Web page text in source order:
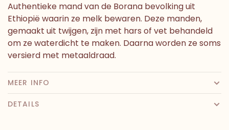
Authentieke mand van de Borana bevolking uit
Ethiopië waarin ze melk bewaren. Deze manden,
gemaakt uit twijgen, zijn met hars of vet behandeld
om ze waterdicht te maken. Daarna worden ze soms
versierd met metaaldraad.
MEER INFO
DETAILS